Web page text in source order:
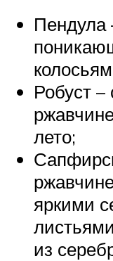
Пендула
Робуст –
лето;
яркими
из